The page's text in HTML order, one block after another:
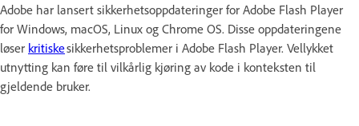
Adobe har lansert sikkerhetsoppdateringer for Adobe Flash Player
for Windows, macOS, Linux og Chrome OS. Disse oppdateringene
løser kritiskesikkerhetsproblemer i Adobe Flash Player. Vellykket
utnytting kan føre til vilkårlig kjøring av kode i konteksten til
gjeldende bruker.